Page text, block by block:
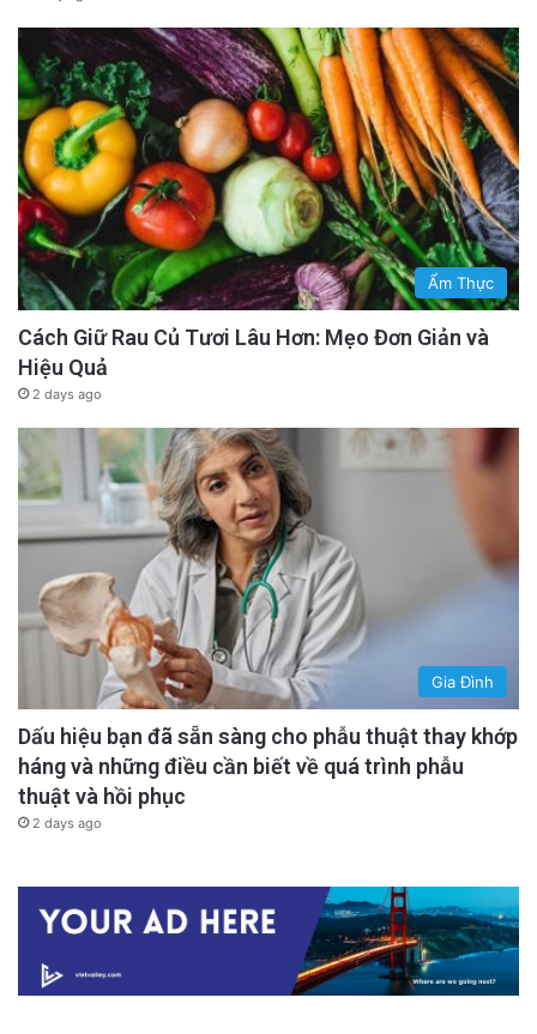
Ẩm Thực
Cách Giữ Rau Củ Tươi Lâu Hơn: Mẹo Đơn Giản và
Hiệu Quả
2 days ago
Gia Đình
Dấu hiệu bạn đã sẵn sàng cho phẫu thuật thay khớp
háng và những điều cần biết về quá trình phẫu
thuật và hồi phục
2 days ago